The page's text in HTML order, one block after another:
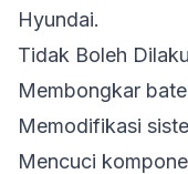
Hyundai.
Tidak Boleh
Membongkar
Memodifikasi
Mencuci